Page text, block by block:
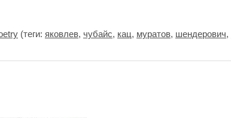
(теги: яковлев, чубайс, кац, муратов, шендерович,